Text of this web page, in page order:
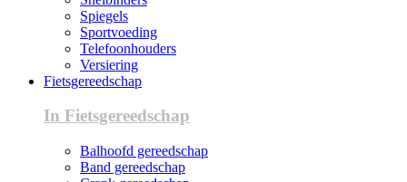
Spiegels
Sportvoeding
Telefoonhouders
Versiering
Fietsgereedschap
In Fietsgereedschap
Balhoofd gereedschap
Band gereedschap